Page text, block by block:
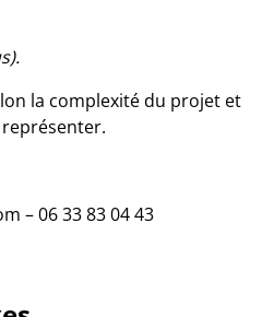
la complexité du projet et
– 06 33 83 04 43